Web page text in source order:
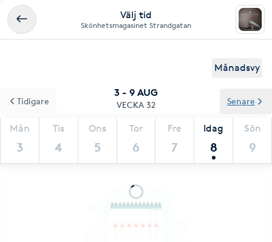
Välj tid
Skönhetsmagasinet Strandgatan
Månadsvy
3 - 9 AUG
VECKA 32
Mån
3
Tis
4
Ons
5
Tor
6
Fre
7
Idag
8
Sön
9
Tidigare Senare